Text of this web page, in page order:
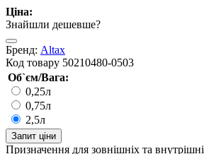
Ціна:
Знайшли дешевше?
Бренд: Altax
Код товару 50210480-0503
Об`єм/Вага:
0,25л
0,75л
2,5л
Запит ціни
Призначення для зовнішніх та